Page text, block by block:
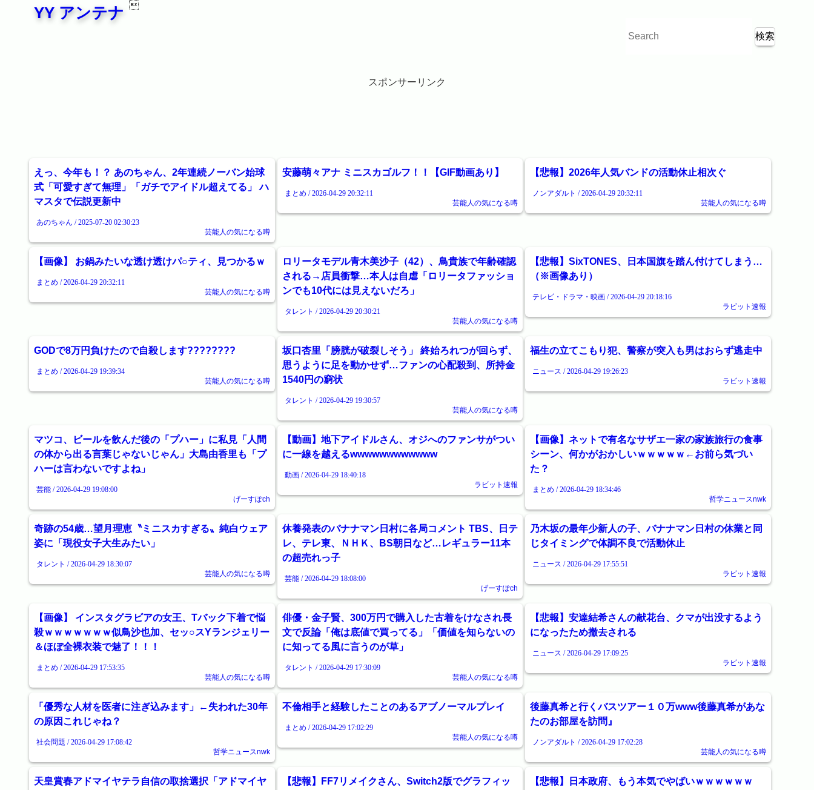

YY アンテナ
スポンサーリンク
えっ、今年も！？ あのちゃん、2年連続ノーバン始球
式「可愛すぎて無理」「ガチでアイドル超えてる」 ハ
マスタで伝説更新中
あのちゃん / 2025-07-20 02:30:23
芸能人の気になる噂
安藤萌々アナ ミニスカゴルフ！！【GIF動画あり】
まとめ / 2026-04-29 20:32:11
芸能人の気になる噂
【悲報】2026年人気バンドの活動休止相次ぐ
ノンアダルト / 2026-04-29 20:32:11
芸能人の気になる噂
【画像】 お鍋みたいな透け透けパ○ティ、見つかるｗ
まとめ / 2026-04-29 20:32:11
芸能人の気になる噂
ロリータモデル青木美沙子（42）、鳥貴族で年齢確認
される→店員衝撃…本人は自虐「ロリータファッショ
ンでも10代には見えないだろ」
タレント / 2026-04-29 20:30:21
芸能人の気になる噂
【悲報】SixTONES、日本国旗を踏ん付けてしまう…
（※画像あり）
テレビ・ドラマ・映画 / 2026-04-29 20:18:16
ラビット速報
GODで8万円負けたので自殺します????????
まとめ / 2026-04-29 19:39:34
芸能人の気になる噂
坂口杏里「膀胱が破裂しそう」 終始ろれつが回らず、
思うように足を動かせず…ファンの心配殺到、所持金
1540円の窮状
タレント / 2026-04-29 19:30:57
芸能人の気になる噂
福生の立てこもり犯、警察が突入も男はおらず逃走中
ニュース / 2026-04-29 19:26:23
ラビット速報
マツコ、ビールを飲んだ後の「プハー」に私見「人間
の体から出る言葉じゃないじゃん」大島由香里も「プ
ハーは言わないですよね」
芸能 / 2026-04-29 19:08:00
げーすぽch
【動画】地下アイドルさん、オジへのファンサがつい
に一線を越えるwwwwwwwwwwww
動画 / 2026-04-29 18:40:18
ラビット速報
【画像】ネットで有名なサザエ一家の家族旅行の食事
シーン、何かがおかしいｗｗｗｗｗ←お前ら気づい
た？
まとめ / 2026-04-29 18:34:46
哲学ニュースnwk
奇跡の54歳…望月理恵〝ミニスカすぎる〟純白ウェア
姿に「現役女子大生みたい」
タレント / 2026-04-29 18:30:07
芸能人の気になる噂
休養発表のバナナマン日村に各局コメント TBS、日テ
レ、テレ東、ＮＨＫ、BS朝日など…レギュラー11本
の超売れっ子
芸能 / 2026-04-29 18:08:00
げーすぽch
乃木坂の最年少新人の子、バナナマン日村の休業と同
じタイミングで体調不良で活動休止
ニュース / 2026-04-29 17:55:51
ラビット速報
【画像】 インスタグラビアの女王、Tバック下着で悩
殺ｗｗｗｗｗｗｗ似鳥沙也加、セッ○スYランジェリー
＆ほぼ全裸衣装で魅了！！！
まとめ / 2026-04-29 17:53:35
芸能人の気になる噂
俳優・金子賢、300万円で購入した古着をけなされ長
文で反論「俺は底値で買ってる」「価値を知らないの
に知ってる風に言うのが草」
タレント / 2026-04-29 17:30:09
芸能人の気になる噂
【悲報】安達結希さんの献花台、クマが出没するよう
になったため撤去される
ニュース / 2026-04-29 17:09:25
ラビット速報
「優秀な人材を医者に注ぎ込みます」←失われた30年
の原因これじゃね？
社会問題 / 2026-04-29 17:08:42
哲学ニュースnwk
不倫相手と経験したことのあるアブノーマルプレイ
まとめ / 2026-04-29 17:02:29
芸能人の気になる噂
後藤真希と行くバスツアー１０万www後藤真希があな
たのお部屋を訪問』
ノンアダルト / 2026-04-29 17:02:28
芸能人の気になる噂
天皇賞春アドマイヤテラ自信の取捨選択「アドマイヤ
【悲報】FF7リメイクさん、Switch2版でグラフィッ
【悲報】日本政府、もう本気でやばいｗｗｗｗｗｗ